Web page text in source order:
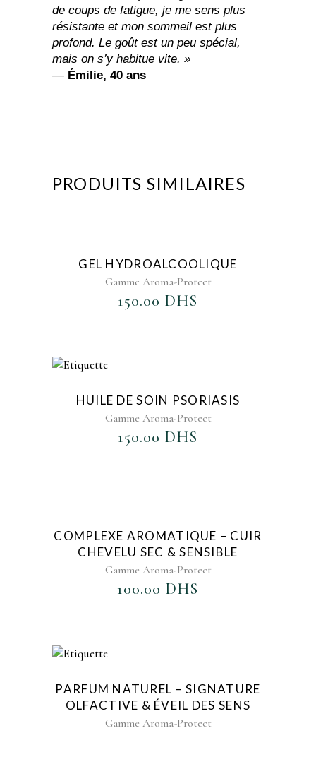
de coups de fatigue, je me sens plus
résistante et mon sommeil est plus
profond. Le goût est un peu spécial,
mais on s’y habitue vite. »
— Émilie, 40 ans
PRODUITS SIMILAIRES
GEL HYDROALCOOLIQUE
Gamme Aroma-Protect
150.00 DHS
HUILE DE SOIN PSORIASIS
Gamme Aroma-Protect
150.00 DHS
COMPLEXE AROMATIQUE – CUIR
CHEVELU SEC & SENSIBLE
Gamme Aroma-Protect
100.00 DHS
PARFUM NATUREL – SIGNATURE
OLFACTIVE & ÉVEIL DES SENS
Gamme Aroma-Protect